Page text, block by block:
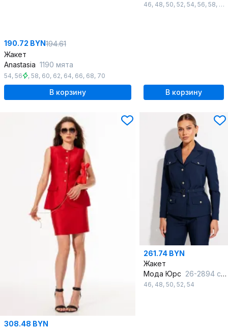
190.72 BYN194.61
Жакет
Anastasia 1190 мята
54, 56 , 58, 60, 62, 64, 66, 68, 70
В корзину
46, 48, 50, 52, 54, 56, 58, 60
В корзину
308.48 BYN
261.74 BYN
Жакет
Мода Юрс 26-2894 синий
46, 48, 50, 52, 54